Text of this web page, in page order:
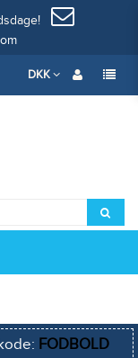
DKK
FODBOLD